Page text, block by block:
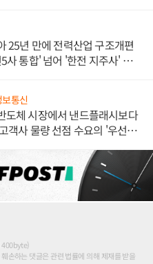
25년 만에 전력산업 구조개편
사 통합' 넘어 '한전 지주사' 재편
보통신
도체 시장에서 낸드플래시보다
객사 물량 선점 수요의 '우선순
400byte)
손하는 댓글은 관련 법률에 의해 제재를 받을